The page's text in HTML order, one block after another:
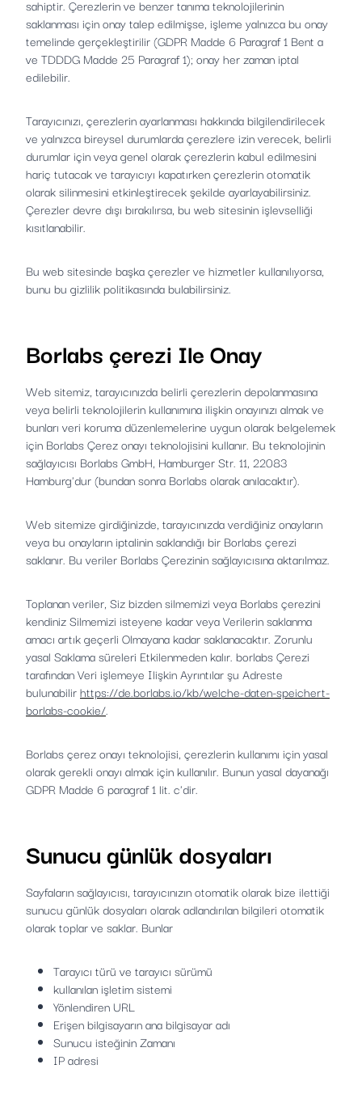
sahiptir. Çerezlerin ve benzer tanıma teknolojilerinin
saklanması için onay talep edilmişse, işleme yalnızca bu onay
temelinde gerçekleştirilir (GDPR Madde 6 Paragraf 1 Bent a
ve TDDDG Madde 25 Paragraf 1); onay her zaman iptal
edilebilir.
Tarayıcınızı, çerezlerin ayarlanması hakkında bilgilendirilecek
ve yalnızca bireysel durumlarda çerezlere izin verecek, belirli
durumlar için veya genel olarak çerezlerin kabul edilmesini
hariç tutacak ve tarayıcıyı kapatırken çerezlerin otomatik
olarak silinmesini etkinleştirecek şekilde ayarlayabilirsiniz.
Çerezler devre dışı bırakılırsa, bu web sitesinin işlevselliği
kısıtlanabilir.
Bu web sitesinde başka çerezler ve hizmetler kullanılıyorsa,
bunu bu gizlilik politikasında bulabilirsiniz.
Borlabs çerezi Ile Onay
Web sitemiz, tarayıcınızda belirli çerezlerin depolanmasına
veya belirli teknolojilerin kullanımına ilişkin onayınızı almak ve
bunları veri koruma düzenlemelerine uygun olarak belgelemek
için Borlabs Çerez onayı teknolojisini kullanır. Bu teknolojinin
sağlayıcısı Borlabs GmbH, Hamburger Str. 11, 22083
Hamburg'dur (bundan sonra Borlabs olarak anılacaktır).
Web sitemize girdiğinizde, tarayıcınızda verdiğiniz onayların
veya bu onayların iptalinin saklandığı bir Borlabs çerezi
saklanır. Bu veriler Borlabs Çerezinin sağlayıcısına aktarılmaz.
Toplanan veriler, Siz bizden silmemizi veya Borlabs çerezini
kendiniz Silmemizi isteyene kadar veya Verilerin saklanma
amacı artık geçerli Olmayana kadar saklanacaktır. Zorunlu
yasal Saklama süreleri Etkilenmeden kalır. borlabs Çerezi
tarafından Veri işlemeye Ilişkin Ayrıntılar şu Adreste
bulunabilirhttps://de.borlabs.io/kb/welche-daten-speichert-
borlabs-cookie/.
Borlabs çerez onayı teknolojisi, çerezlerin kullanımı için yasal
olarak gerekli onayı almak için kullanılır. Bunun yasal dayanağı
GDPR Madde 6 paragraf 1 lit. c'dir.
Sunucu günlük dosyaları
Sayfaların sağlayıcısı, tarayıcınızın otomatik olarak bize ilettiği
sunucu günlük dosyaları olarak adlandırılan bilgileri otomatik
olarak toplar ve saklar. Bunlar
Tarayıcı türü ve tarayıcı sürümü
kullanılan işletim sistemi
Yönlendiren URL
Erişen bilgisayarın ana bilgisayar adı
Sunucu isteğinin Zamanı
IP adresi